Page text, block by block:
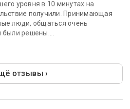
уровня в 10 минутах на
получили. Принимающая
люди, общаться очень
были решены....
отзывы ›